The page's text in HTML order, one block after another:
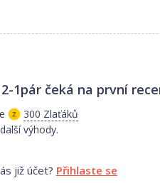
1pár čeká na první
300 Zlaťáků
výhody.
již účet? Přihlaste se